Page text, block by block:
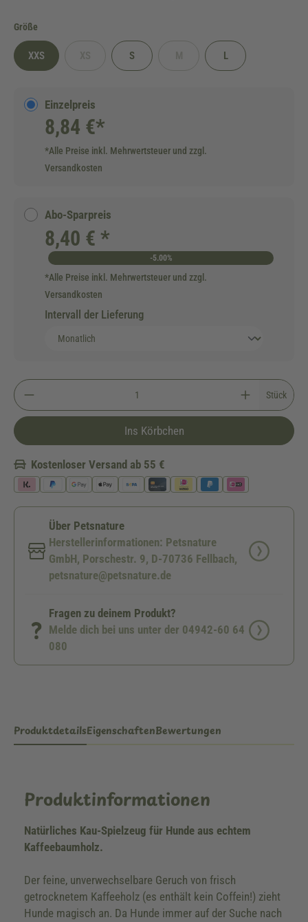
Größe
XXS (Diese Option ist zurzeit nicht verfügbar.)
S (Diese Option ist zurzeit nicht
L
Einzelpreis
8,84 €*
*Alle Preise inkl. Mehrwertsteuer und zzgl.
Versandkosten
Abo-Sparpreis
8,40 € *
-5.00%
*Alle Preise inkl. Mehrwertsteuer und zzgl.
Versandkosten
Intervall der Lieferung
Stück
Ins Körbchen
Kostenloser Versand ab 55 €
Über Petsnature
Herstellerinformationen: Petsnature
GmbH, Porschestr. 9, D-70736 Fellbach,
petsnature@petsnature.de
Fragen zu deinem Produkt?
Melde dich bei uns unter der 04942-60 64
080
ProduktdetailsEigenschaftenBewertungen
Produktinformationen
Natürliches Kau-Spielzeug für Hunde aus echtem
Kaffeebaumholz.
Der feine, unverwechselbare Geruch von frisch
getrocknetem Kaffeeholz (es enthält kein Coffein!) zieht
Hunde magisch an. Da Hunde immer auf der Suche nach